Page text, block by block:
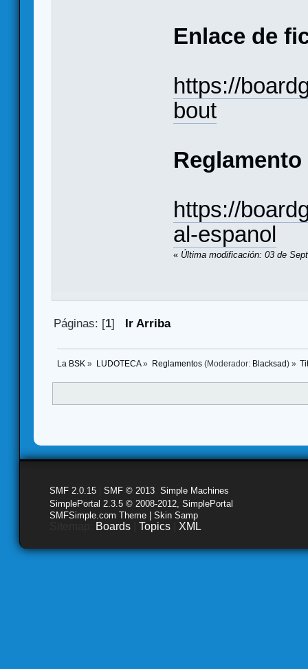
Enlace de
https://
bout
Reglamento
https://
al-espanol
« Última modificación: 03 de
Páginas: [1] Ir Arriba
La BSK » LUDOTECA» Reglamentos(Moderador: Blacksad) »
SMF 2.0.15 SMF © 2013 Simple Machines
SimplePortal 2.3.5 © 2008-2012, SimplePortal
SMFSimple.com Theme | Skin Samp
Boards Topics XML